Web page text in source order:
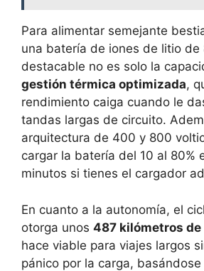
Para alimentar semejante
una batería de iones de litio de
destacable no es solo la
gestión térmica optimizada,
rendimiento caiga cuando le
tandas largas de circuito.
arquitectura de 400 y 800
cargar la batería del 10 al 80%
minutos si tienes el cargador
En cuanto a la autonomía, el
otorga unos 487 kilómetros de
hace viable para viajes largos
pánico por la carga, basándose